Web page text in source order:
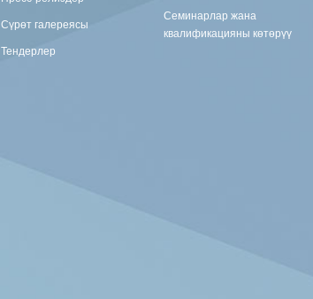
Сүрөт галереясы
Тендерлер
Семинарлар жана
квалификацияны көтөрүү